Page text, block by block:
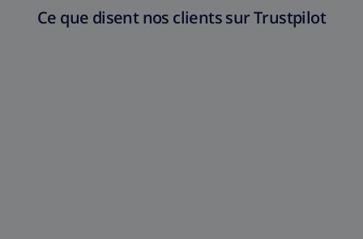
Ce que disent nos clients sur Trustpilot